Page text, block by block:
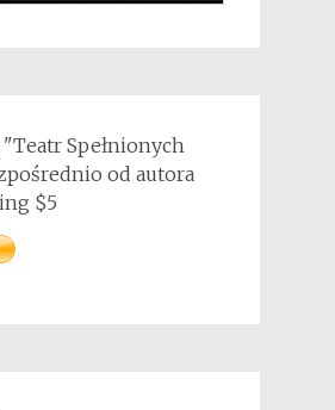
Spełnionych
od autora
$5